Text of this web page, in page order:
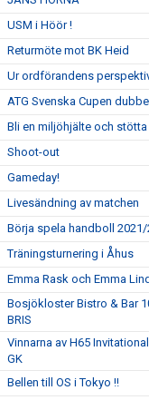
USM i Höör !
Returmöte mot BK Heid
Ur ordförandens
ATG Svenska Cupen
Bli en miljöhjälte och
Shoot-out
Gameday!
Livesändning av matchen
Börja spela handboll 2021/
Träningsturnering i Åhus
Emma Rask och Emma
Bosjökloster Bistro & Bar
BRIS
Vinnarna av H65
GK
Bellen till OS i Tokyo !!